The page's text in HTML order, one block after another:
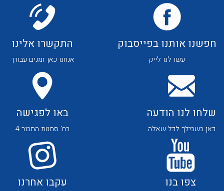
לכל מוצרי היצרן
לכל מוצרי היצרן לכל מוצרי היצרן
חפשנו אותנו בפייסבוק
עשו לנו לייק
התקשרו אלינו
אנחנו כאן זמנים עבורך
שלחו לנו הודעה
כאן בשבילך לכל שאלה
באו לפגישה
רח' סמטת התבור 4
צפו בנו עקבו אחרנו